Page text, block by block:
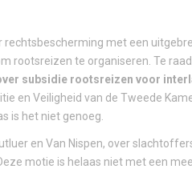
met een
rootsreizen te organiseren. Te
subsidie rootsreizen voor
en Veiligheid van de Tweede
is het niet genoeg.
en Van Nispen, over
motie is helaas niet met een